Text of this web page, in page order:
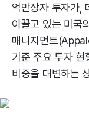
억만장자 투자가,
이끌고 있는 미국
매니지먼트
기준 주요 투자
비중을 대변하는